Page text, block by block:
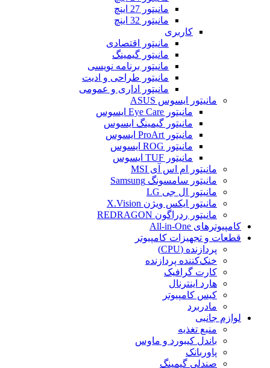
مانیتور 27 اینچ
مانیتور 32 اینچ
کاربری
مانیتور اقتصادی
مانیتور گیمینگ
مانیتور برنامه نویسی
مانیتور طراحی و ادیت
مانیتور اداری و عمومی
مانیتور ایسوس ASUS
مانیتور Eye Care ایسوس
مانیتور گیمینگ ایسوس
مانیتور ProArt ایسوس
مانیتور ROG ایسوس
مانیتور TUF ایسوس
مانیتور ام اس آی MSI
مانیتور سامسونگ Samsung
مانیتور ال جی LG
مانیتور ایکس ویژن X.Vision
مانیتور ردراگون REDRAGON
کامپیوترهای All-in-One
قطعات و تجهیزات کامپیوتر
پردازنده (CPU)
خنک‌کننده پردازنده
کارت گرافیک
هارد اینترنال
کیس کامپیوتر
مادربرد
لوازم جانبی
منبع تغذیه
باندل کیبورد و ماوس
پاوربانک
صندلی گیمینگ